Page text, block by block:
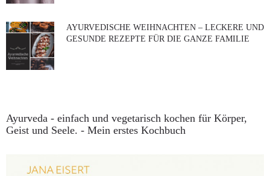
AYURVEDISCHE WEIHNACHTEN – LECKERE UND
GESUNDE REZEPTE FÜR DIE GANZE FAMILIE
Ayurveda - einfach und vegetarisch kochen für Körper,
Geist und Seele. - Mein erstes Kochbuch